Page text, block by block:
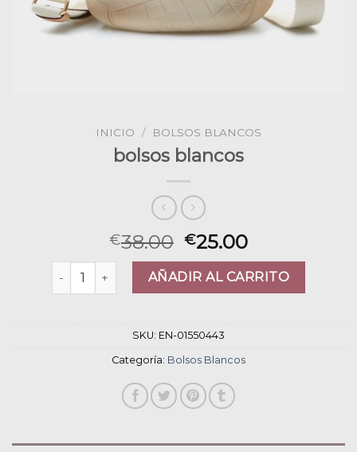
INICIO / BOLSOS BLANCOS
bolsos blancos
€38.00 €25.00
bolsos blancos cantidadAÑADIR AL CARRITO
SKU: EN-01550443
Categoría: Bolsos Blancos